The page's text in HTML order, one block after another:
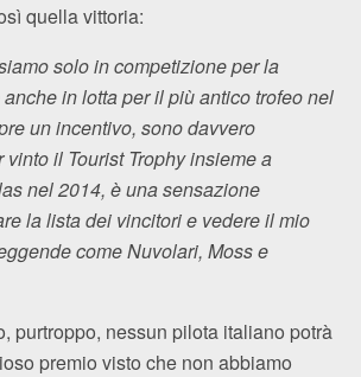
quella vittoria:
solo in competizione per la
in lotta per il più antico trofeo nel
un incentivo, sono davvero
il Tourist Trophy insieme a
nel 2014, è una sensazione
la lista dei vincitori e vedere il mio
come Nuvolari, Moss e
purtroppo, nessun pilota italiano potrà
premio visto che non abbiamo